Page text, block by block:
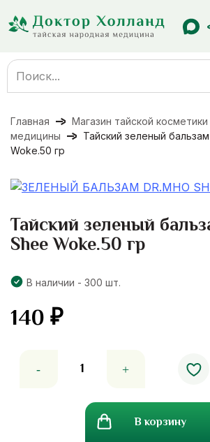
содержанию
Search
for:
Главная
Магазин тайской
медицины
Тайский зеленый
Woke.50 гр
Тайский зеленый
Shee Woke.50 гр
В наличии - 300 шт.
140₽
товара
В корзину